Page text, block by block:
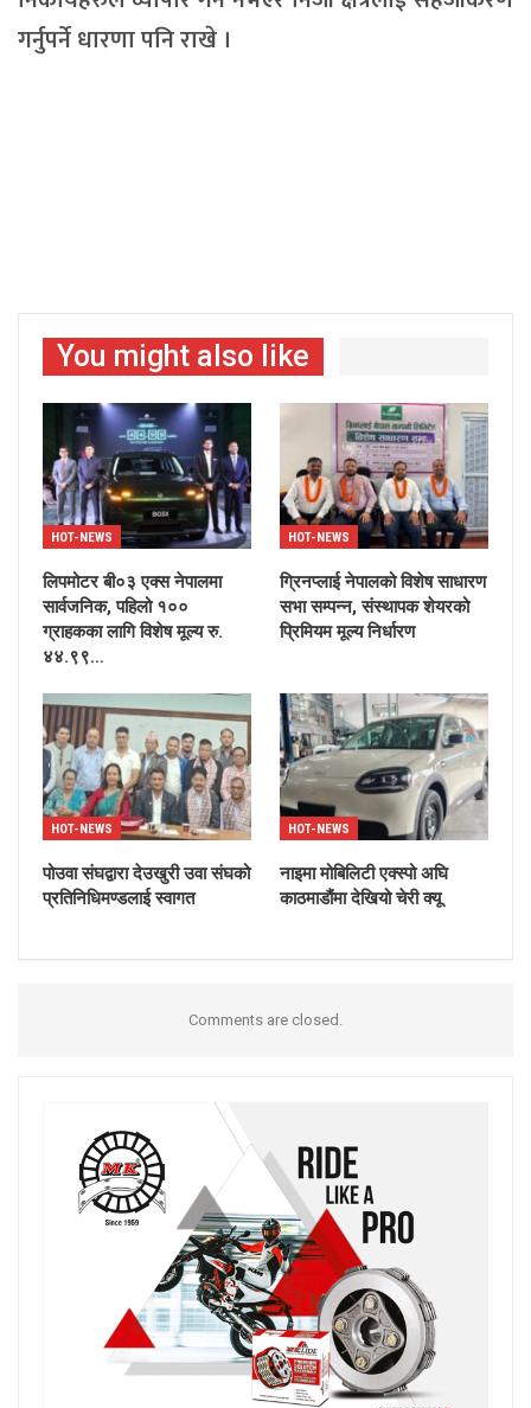
गर्नुपर्ने धारणा पनि राखे ।
You might also like
HOT-NEWS
लिपमोटर बी०३ एक्स नेपालमा
सार्वजनिक, पहिलो १००
ग्राहकका लागि विशेष मूल्य रु.
४४.९९…
HOT-NEWS
ग्रिनप्लाई नेपालको विशेष साधारण
सभा सम्पन्न, संस्थापक शेयरको
प्रिमियम मूल्य निर्धारण
HOT-NEWS
पोउवा संघद्वारा देउखुरी उवा संघको
प्रतिनिधिमण्डलाई स्वागत
HOT-NEWS
नाइमा मोबिलिटी एक्स्पो अघि
काठमाडौंमा देखियो चेरी क्यू
Comments are closed.